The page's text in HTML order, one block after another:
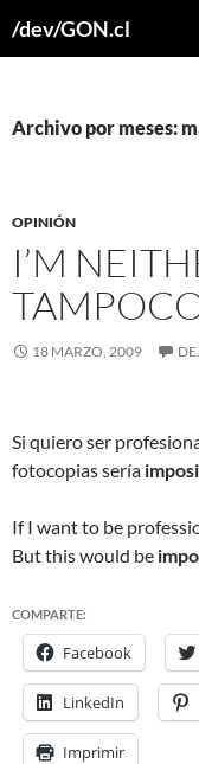
/dev/GON.cl
Archivo por meses:
OPINIÓN
I’M
18 MARZO, 2009
Si quiero ser
fotocopias sería
If I want to be
But this would be
COMPARTE:
Facebook
LinkedIn
Imprimir